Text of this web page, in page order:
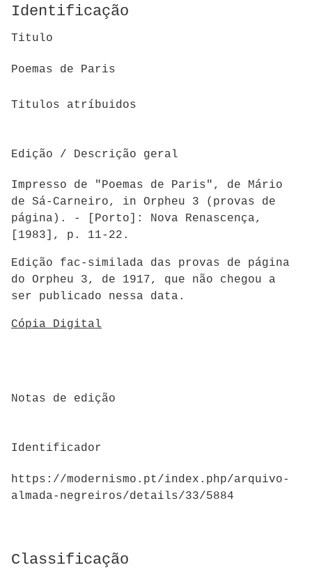
Identificação
Titulo
Poemas de Paris
Titulos atríbuidos
Edição / Descrição geral
Impresso de "Poemas de Paris", de Mário
de Sá-Carneiro, in Orpheu 3 (provas de
página). - [Porto]: Nova Renascença,
[1983], p. 11-22.
Edição fac-similada das provas de página
do Orpheu 3, de 1917, que não chegou a
ser publicado nessa data.
Cópia Digital
Notas de edição
Identificador
https://modernismo.pt/index.php/arquivo-
almada-negreiros/details/33/5884
Classificação